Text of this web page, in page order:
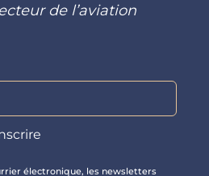
de l’aviation
électronique, les newsletters